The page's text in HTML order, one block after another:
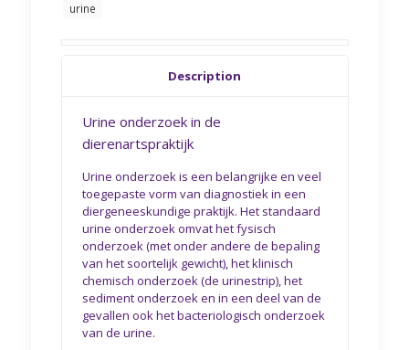
urine
Description
Urine onderzoek in de
dierenartspraktijk
Urine onderzoek is een belangrijke en veel
toegepaste vorm van diagnostiek in een
diergeneeskundige praktijk. Het standaard
urine onderzoek omvat het fysisch
onderzoek (met onder andere de bepaling
van het soortelijk gewicht), het klinisch
chemisch onderzoek (de urinestrip), het
sediment onderzoek en in een deel van de
gevallen ook het bacteriologisch onderzoek
van de urine.